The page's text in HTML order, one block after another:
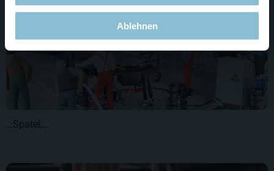
Ablehnen
…Spatel,…